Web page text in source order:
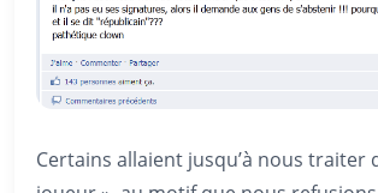
Certains allaient jusqu’à nous traiter